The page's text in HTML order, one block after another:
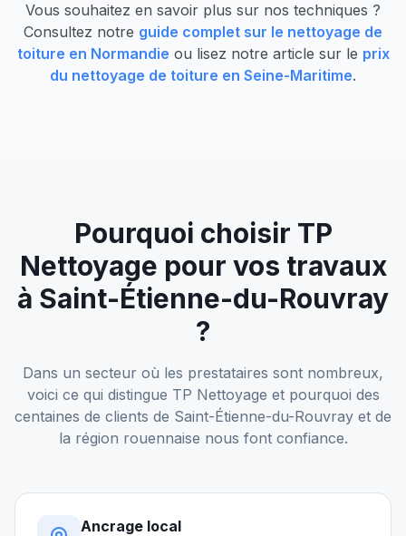
Vous souhaitez en savoir plus sur nos techniques ?
Consultez notre guide complet sur le nettoyage de
toiture en Normandie ou lisez notre article sur le prix
du nettoyage de toiture en Seine-Maritime.
Pourquoi choisir TP
Nettoyage pour vos travaux
à Saint-Étienne-du-Rouvray
?
Dans un secteur où les prestataires sont nombreux,
voici ce qui distingue TP Nettoyage et pourquoi des
centaines de clients de Saint-Étienne-du-Rouvray et de
la région rouennaise nous font confiance.
Ancrage local